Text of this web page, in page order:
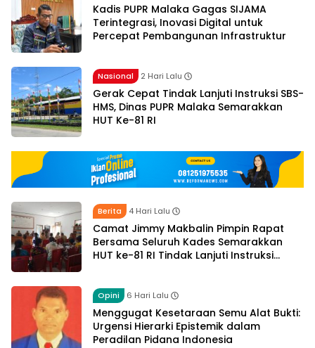
Kadis PUPR Malaka Gagas SIJAMA
Terintegrasi, Inovasi Digital untuk
Percepat Pembangunan Infrastruktur
Nasional 2 Hari Lalu
Gerak Cepat Tindak Lanjuti Instruksi SBS-
HMS, Dinas PUPR Malaka Semarakkan
HUT Ke-81 RI
Berita 4 Hari Lalu
Camat Jimmy Makbalin Pimpin Rapat
Bersama Seluruh Kades Semarakkan
HUT ke-81 RI Tindak Lanjuti Instruksi
Opini 6 Hari Lalu
Menggugat Kesetaraan Semu Alat Bukti:
Urgensi Hierarki Epistemik dalam
Peradilan Pidana Indonesia